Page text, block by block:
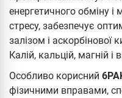
енергетичного обміну і
стресу, забезпечує
залізом і
Калій, кальцій, магній
Особливо корисний
фізичними вправами,